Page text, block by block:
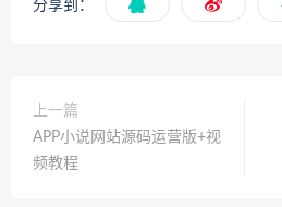
分享到：
上一篇
APP小说网站源码运营版+视
频教程